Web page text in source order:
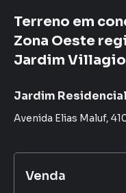
Terreno em
Zona Oeste
Jardim Villagio
Jardim
Avenida Elias Maluf,
Venda